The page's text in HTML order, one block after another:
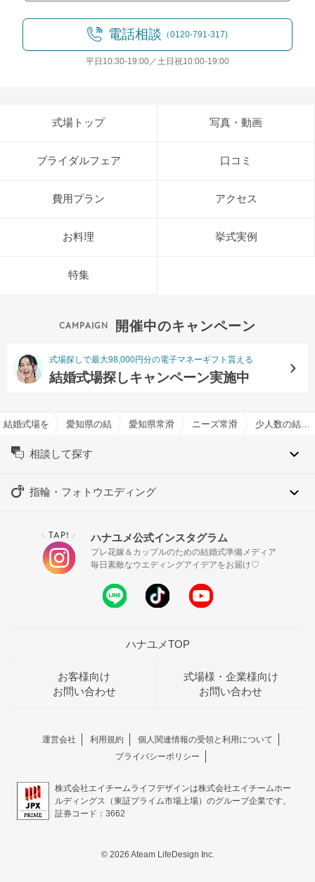
電話相談 （0120-791-317)
平日10:30-19:00／土日祝10:00-19:00
式場トップ 写真・動画
ブライダルフェア 口コミ
費用プラン アクセス
お料理 挙式実例
特集
開催中のキャンペーン
式場探しで最大98,000円分の電子マネーギフト貰える
結婚式場探しキャンペーン実施中
結婚式場を探すならハナユメ
愛知県の結婚式場一覧愛知県常滑市の結婚式場一覧
ニーズ常滑 by T&G 少人数の結婚式特集
相談して探す
指輪・フォトウエディング
＼ TAP! ／ ハナユメ公式インスタグラム
プレ花嫁＆カップルのための結婚式準備メディア
毎日素敵なウエディングアイデアをお届け♡
ハナユメTOP
お客様向け
お問い合わせ
式場様・企業様向け
お問い合わせ
運営会社 利用規約
個人関連情報の受領と利用について
プライバシーポリシー
株式会社エイチームライフデザインは株式会社エイチームホー
ルディングス（東証プライム市場上場）のグループ企業です。
証券コード：3662
© 2026 Ateam LifeDesign Inc.